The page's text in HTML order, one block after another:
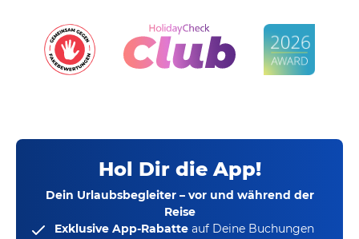
Hol Dir die App!
Dein Urlaubsbegleiter – vor und während der
Reise
Exklusive App-Rabatte auf Deine Buchungen